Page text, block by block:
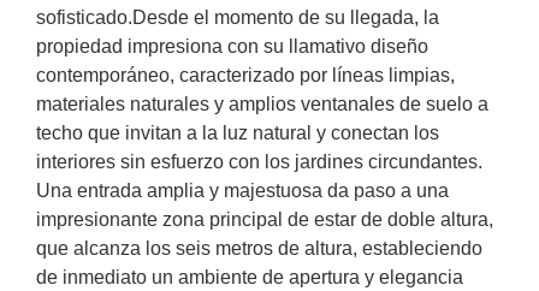
sofisticado.Desde el momento de su llegada, la
propiedad impresiona con su llamativo diseño
contemporáneo, caracterizado por líneas limpias,
materiales naturales y amplios ventanales de suelo a
techo que invitan a la luz natural y conectan los
interiores sin esfuerzo con los jardines circundantes.
Una entrada amplia y majestuosa da paso a una
impresionante zona principal de estar de doble altura,
que alcanza los seis metros de altura, estableciendo
de inmediato un ambiente de apertura y elegancia